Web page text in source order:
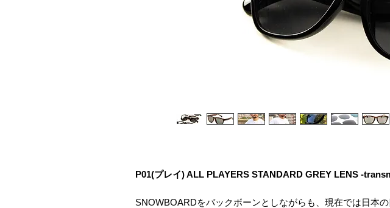
P01(プレイ) ALL PLAYERS STANDARD GREY LENS -
SNOWBOARDをバックボーンとしながらも、現在では日本